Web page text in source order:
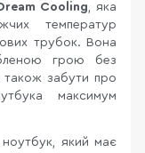
Cooling, яка
температур
трубок. Вона
грою без
також забути про
максимум
який має